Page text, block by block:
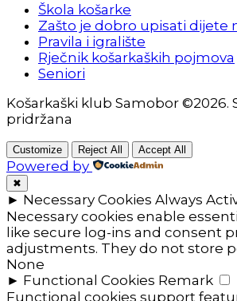
Škola košarke
Zašto je dobro upisati dijete
Pravila i igralište
Rječnik košarkaških pojmova
Seniori
Košarkaški klub Samobor ©2026.
pridržana
Customize Reject All Accept All
Powered by
✖
► Necessary Cookies Always
Necessary cookies enable
like secure log-ins and consent
adjustments. They do not store
None
► Functional Cookies Remark
Functional cookies support